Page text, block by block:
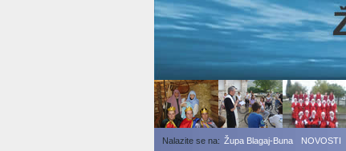
Župa Blagaj-Buna NOVOSTI